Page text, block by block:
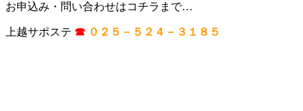
お申込み・問い合わせはコチラまで…
上越サポステ ☎ ０２５－５２４－３１８５